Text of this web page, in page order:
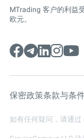
MTrading 客户的利益
欧元。
保密政策条款与条
如有任何疑问，请通过